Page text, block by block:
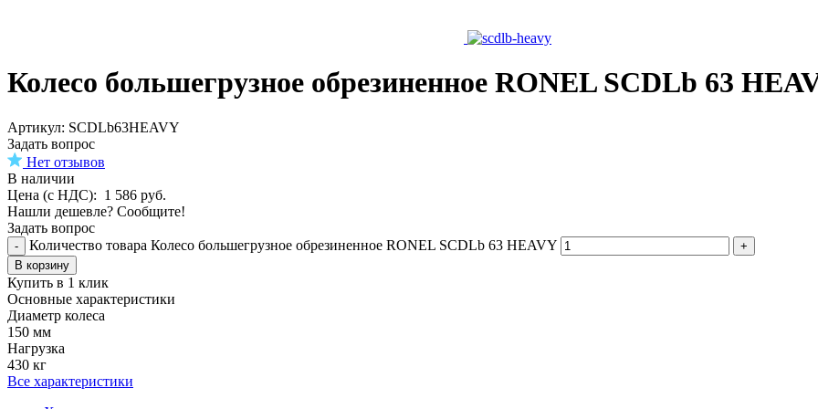
Колесо большегрузное обрезиненное RONEL SCDLb 63
Aртикул: SCDLb63HEAVY
Задать вопрос
Нет отзывов
В наличии
Цена (с НДС): 1 586 руб.
Нашли дешевле? Сообщите!
Задать вопрос
- Количество товара Колесо большегрузное обрезиненное RONEL SCDLb 63 HEAVY
+
В корзину
Купить в 1 клик
Основные характеристики
Диаметр колеса
150 мм
Нагрузка
430 кг
Все характеристики